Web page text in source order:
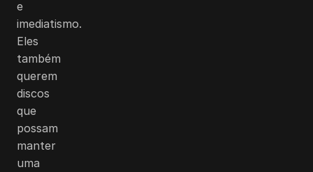
e
imediatismo.
Eles
também
querem
discos
que
possam
manter
uma